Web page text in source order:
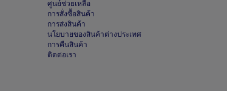
ศูนย์ช่วยเหลือ
การสั่งซื้อสินค้า
การส่งสินค้า
นโยบายของสินค้าต่างประเทศ
การคืนสินค้า
ติดต่อเรา